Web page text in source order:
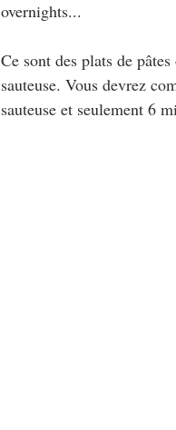
overnights...
Ce sont des plats de
sauteuse. Vous devrez
sauteuse et seulement 6